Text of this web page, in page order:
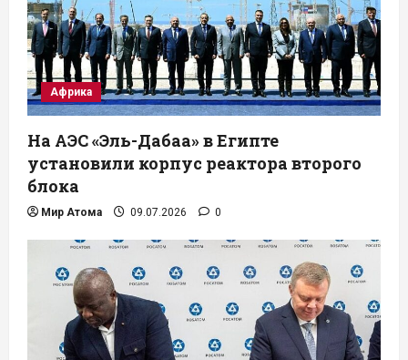
Африка
На АЭС «Эль-Дабаа» в Египте
установили корпус реактора второго
блока
Мир Атома 09.07.2026 0